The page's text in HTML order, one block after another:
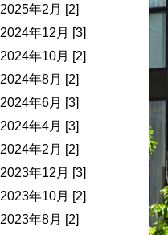
2025年2月 [2]
2024年12月 [3]
2024年10月 [2]
2024年8月 [2]
2024年6月 [3]
2024年4月 [3]
2024年2月 [2]
2023年12月 [3]
2023年10月 [2]
2023年8月 [2]